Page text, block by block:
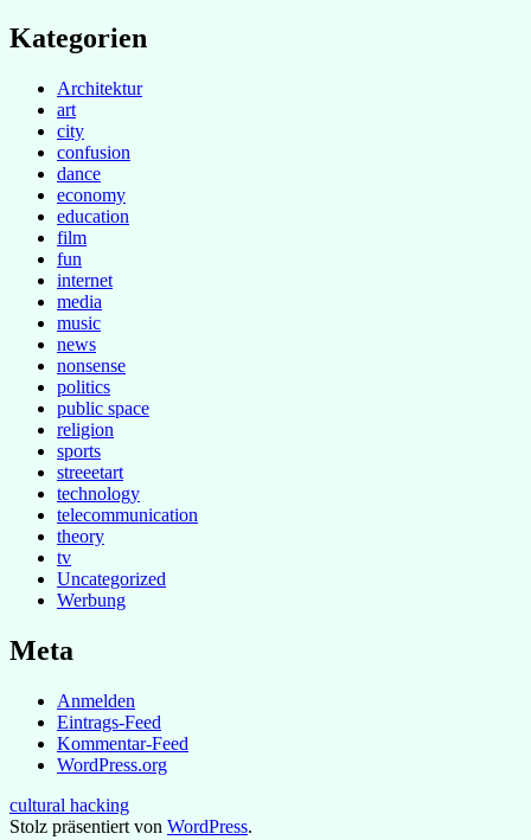
Kategorien
Architektur
art
city
confusion
dance
economy
education
film
fun
internet
media
music
news
nonsense
politics
public space
religion
sports
streeetart
technology
telecommunication
theory
tv
Uncategorized
Werbung
Meta
Anmelden
Eintrags-Feed
Kommentar-Feed
WordPress.org
cultural hacking
Stolz präsentiert von WordPress.